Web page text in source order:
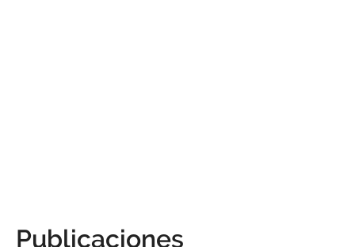
Publicaciones